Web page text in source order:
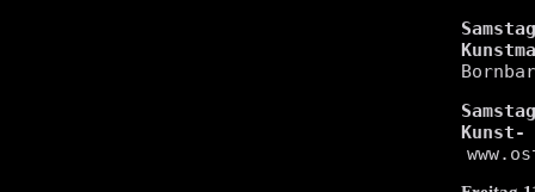
Kunst-